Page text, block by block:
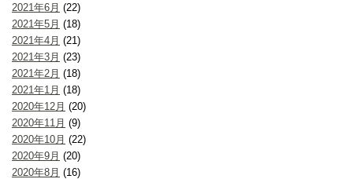
2021年6月 (22)
2021年5月 (18)
2021年4月 (21)
2021年3月 (23)
2021年2月 (18)
2021年1月 (18)
2020年12月 (20)
2020年11月 (9)
2020年10月 (22)
2020年9月 (20)
2020年8月 (16)